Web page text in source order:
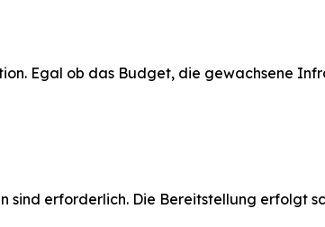
Egal ob das Budget, die gewachsene
erforderlich. Die Bereitstellung erfolgt